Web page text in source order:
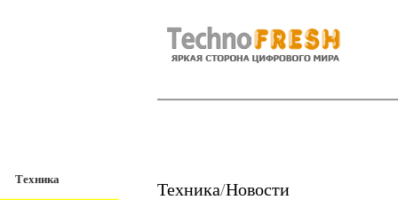
Техника
Техника/Новости